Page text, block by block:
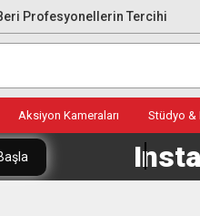
Profesyonellerin Tercihi
Aksiyon Kameraları Stüdyo &